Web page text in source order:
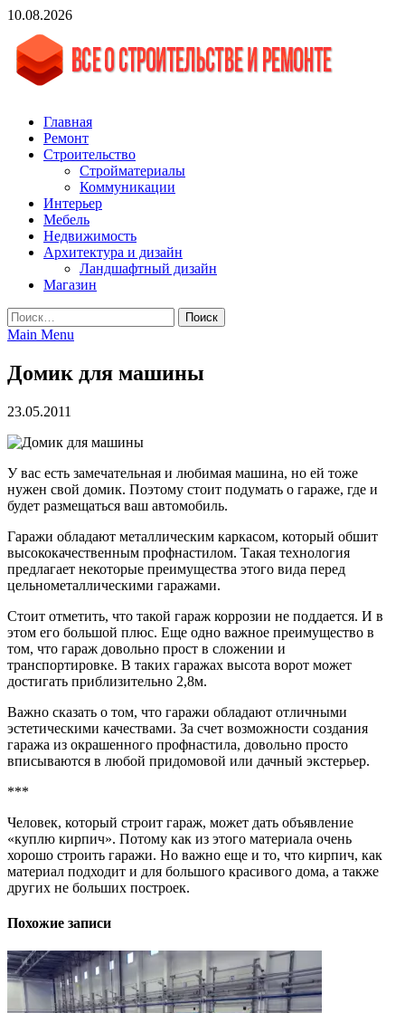
Skip
content
10.08.2026
vgasa.ru
Строительный журнал. Всё о строительстве и ремонтах
Главная
Ремонт
Строительство
Стройматериалы
Коммуникации
Интерьер
Мебель
Недвижимость
Архитектура и дизайн
Ландшафтный дизайн
Магазин
Найти:
Main Menu
Домик для машины
23.05.2011
У вас есть замечательная и любимая машина, но ей тоже
нужен свой домик. Поэтому стоит подумать о гараже, где и
будет размещаться ваш автомобиль.
Гаражи обладают металлическим каркасом, который обшит
высококачественным профнастилом. Такая технология
предлагает некоторые преимущества этого вида перед
цельнометаллическими гаражами.
Стоит отметить, что такой гараж коррозии не поддается. И в
этом его большой плюс. Еще одно важное преимущество в
том, что гараж довольно прост в сложении и
транспортировке. В таких гаражах высота ворот может
достигать приблизительно 2,8м.
Важно сказать о том, что гаражи обладают отличными
эстетическими качествами. За счет возможности создания
гаража из окрашенного профнастила, довольно просто
вписываются в любой придомовой или дачный экстерьер.
***
Человек, который строит гараж, может дать объявление
«куплю кирпич». Потому как из этого материала очень
хорошо строить гаражи. Но важно еще и то, что кирпич, как
материал подходит и для большого красивого дома, а также
других не больших построек.
Похожие записи